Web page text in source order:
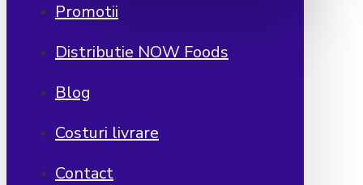
Promotii
Distributie NOW Foods
Blog
Costuri livrare
Contact